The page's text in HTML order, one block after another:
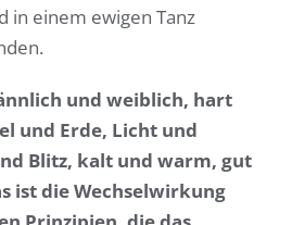
in einem ewigen Tanz
und weiblich, hart
und Erde, Licht und
Blitz, kalt und warm, gut
ist die Wechselwirkung